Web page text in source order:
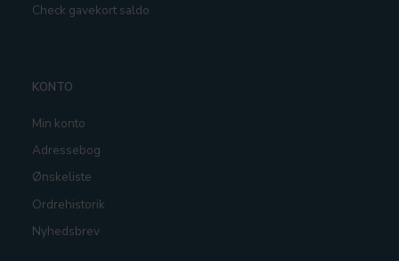
Check gavekort saldo
KONTO
Min konto
Adressebog
Ønskeliste
Ordrehistorik
Nyhedsbrev